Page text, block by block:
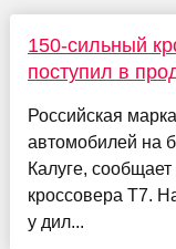
150-сильный
поступил в
Российская
автомобилей на
Калуге,
кроссовера T7.
у дил...